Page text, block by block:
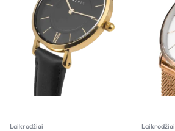
Laikrodžiai Laikrodžiai